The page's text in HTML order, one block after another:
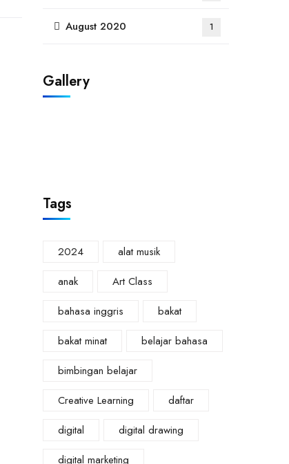
August 2020 1
Gallery
Tags
2024
alat musik
anak
Art Class
bahasa inggris
bakat
bakat minat
belajar bahasa
bimbingan belajar
Creative Learning
daftar
digital
digital drawing
digital marketing